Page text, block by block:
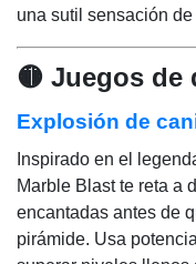
una sutil sensación
🟡 Juegos de
Explosión de
Inspirado en el
Marble Blast te reta a
encantadas antes de
pirámide. Usa